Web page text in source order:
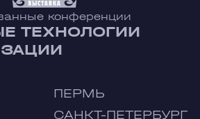
конференции
ТЕХНОЛОГИИ
ПЕРМЬ
САНКТ-ПЕТЕРБУРГ